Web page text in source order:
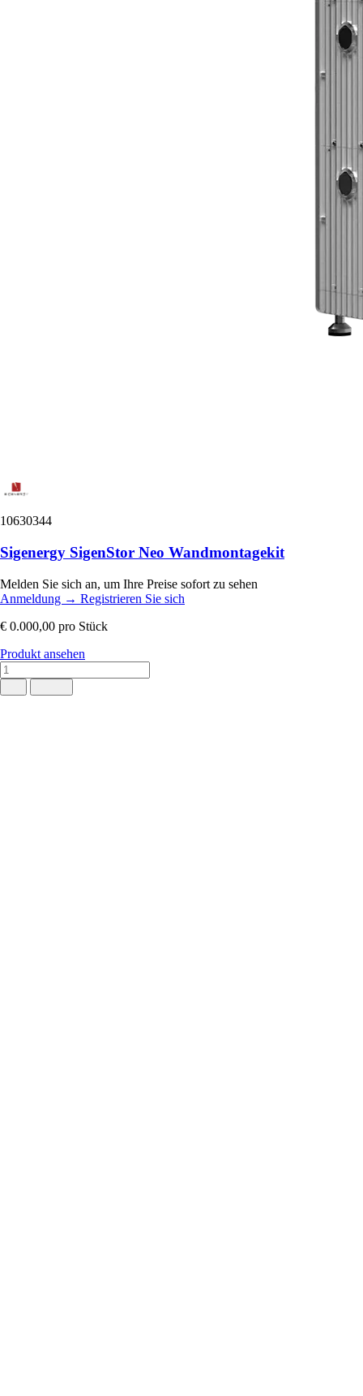
10630344
Sigenergy SigenStor Neo Wandmontagekit
Melden Sie sich an, um Ihre Preise sofort zu sehen
Anmeldung → Registrieren Sie sich
€ 0.000,00 pro Stück
Produkt ansehen